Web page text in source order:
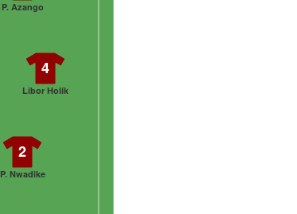
2
P. Nwadike
4
Libor Holík
P. Azango